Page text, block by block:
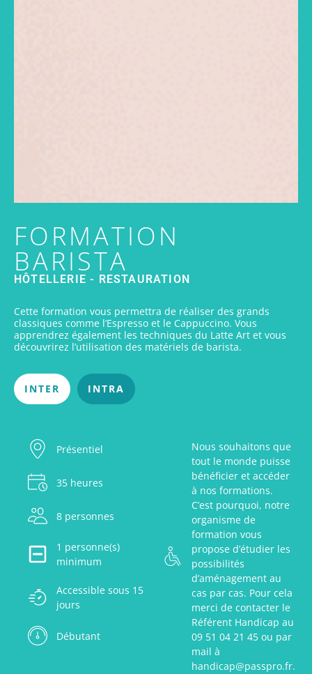
FORMATION
BARISTA
HÔTELLERIE - RESTAURATION
Cette formation vous permettra de réaliser des grands
classiques comme l’Espresso et le Cappuccino. Vous
apprendrez également les techniques du Latte Art et vous
découvrirez l’utilisation des matériels de barista.
INTER INTRA
Présentiel
35 heures
8 personnes
1 personne(s)
minimum
Accessible sous 15
jours
Débutant
Nous souhaitons que
tout le monde puisse
bénéficier et accéder
à nos formations.
C’est pourquoi, notre
organisme de
formation vous
propose d’étudier les
possibilités
d’aménagement au
cas par cas. Pour cela
merci de contacter le
Référent Handicap au
09 51 04 21 45 ou par
mail à
handicap@passpro.fr.